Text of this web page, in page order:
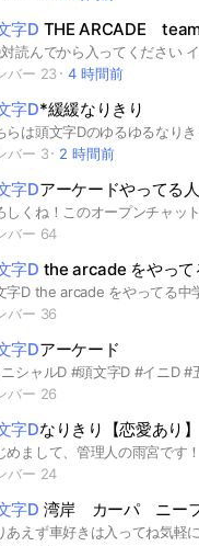
字D THE ARCADE
バー 23
4 時間前
字D*緩緩なりきり
バー 3
2 時間前
字Dアーケードやってる人！カモン
バー 64
字D the arcade をやってる中学生
バー 36
字Dアーケード
バー 26
字Dなりきり【恋愛あり】
バー 24
字D 湾岸 カーパ ニーフォー